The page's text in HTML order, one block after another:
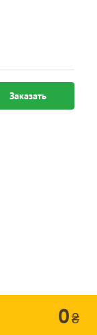
Заказать
0₴